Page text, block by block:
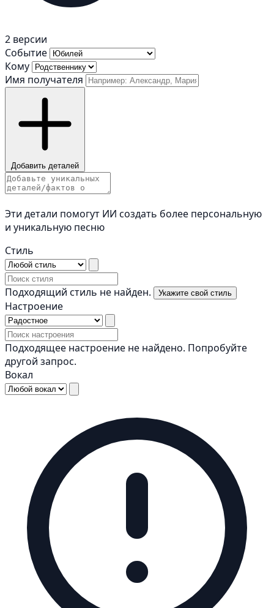
2 версии
Событие
Кому
Имя получателя
Добавить деталей
Эти детали помогут ИИ создать более персональную
и уникальную песню
Стиль
Подходящий стиль не найден. Укажите свой стиль
Настроение
Подходящее настроение не найдено. Попробуйте
другой запрос.
Вокал